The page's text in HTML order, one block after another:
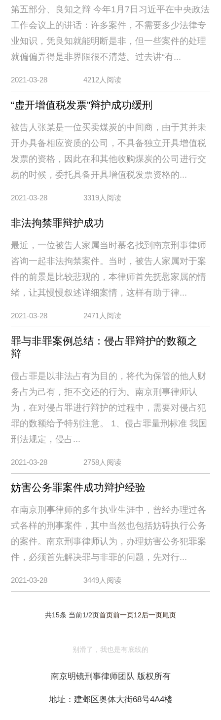
第五部分、良知之辩 今年1月7日习近平在中央政法
工作会议上的讲话：许多案件，不需要多少法律专
业知识，凭良知就能明断是非，但一些案件的处理
就偏偏弄得是非界限很不清楚。过去讲“有...
2021-03-28 4212人阅读
“虚开增值税发票”辩护成功缓刑
被告人张某是一位买卖煤炭的中间商，由于其并未
开办具备相应资质的公司，不具备独立开具增值税
发票的资格，因此在和其他收购煤炭的公司进行交
易的时候，委托具备开具增值税发票资格的...
2021-03-28 3319人阅读
非法拘禁罪辩护成功
最近，一位被告人家属当时慕名找到南京刑事律师
咨询一起非法拘禁案件。当时，被告人家属对于案
件的前景是比较悲观的，本律师首先抚慰家属的情
绪，让其慢慢叙述详细案情，这样有助于律...
2021-03-28 2471人阅读
罪与非罪案例总结：侵占罪辩护的数额之
辩
侵占罪是以非法占有为目的，将代为保管的他人财
务占为己有，拒不交还的行为。南京刑事律师认
为，在对侵占罪进行辩护的过程中，需要对侵占犯
罪的数额给予特别注意。 1、侵占罪量刑标准 我国
刑法规定，侵占...
2021-03-28 2758人阅读
妨害公务罪案件成功辩护经验
在南京刑事律师的多年执业生涯中，曾经办理过各
式各样的刑事案件，其中当然也包括妨碍执行公务
的案件。南京刑事律师认为，办理妨害公务犯罪案
件，必须首先解决罪与非罪的问题，先对行...
2021-03-28 3449人阅读
共15条 当前1/2页首页前一页1 2后一页尾页
别滑了，我也是有底线的
南京明镜刑事律师团队 版权所有
地址：建邺区奥体大街68号4A4楼